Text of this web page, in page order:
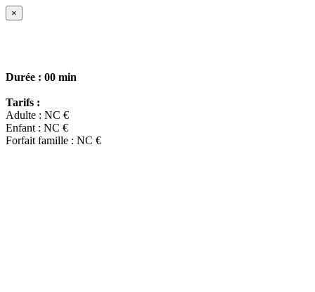
×
Durée : 00 min
Tarifs :
Adulte : NC €
Enfant : NC €
Forfait famille : NC €